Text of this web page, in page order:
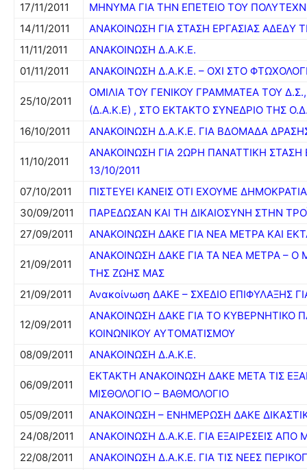
17/11/2011
ΜΗΝΥΜΑ ΓΙΑ ΤΗΝ ΕΠΕΤΕΙΟ ΤΟΥ
14/11/2011
ΑΝΑΚΟΙΝΩΣΗ ΓΙΑ ΣΤΑΣΗ ΕΡΓΑΣΙΑΣ ΑΔΕΔΥ
11/11/2011
ΑΝΑΚΟΙΝΩΣΗ Δ.Α.Κ.Ε.
01/11/2011
ΑΝΑΚΟΙΝΩΣΗ Δ.Α.Κ.Ε. – ΟΧΙ ΣΤΟ
25/10/2011
ΟΜΙΛΙΑ ΤΟΥ ΓΕΝΙΚΟΥ ΓΡΑΜΜΑΤΕΑ ΤΟΥ
(Δ.Α.Κ.Ε) , ΣΤΟ ΕΚΤΑΚΤΟ ΣΥΝΕΔΡΙΟ ΤΗΣ
16/10/2011
ΑΝΑΚΟΙΝΩΣΗ Δ.Α.Κ.Ε. ΓΙΑ ΒΔΟΜΑΔΑ
11/10/2011
ΑΝΑΚΟΙΝΩΣΗ ΓΙΑ 2ΩΡΗ ΠΑΝΑΤΤΙΚΗ ΣΤΑΣΗ
13/10/2011
07/10/2011
ΠΙΣΤΕΥΕΙ ΚΑΝΕΙΣ ΟΤΙ ΕΧΟΥΜΕ
30/09/2011
ΠΑΡΕΔΩΣΑΝ ΚΑΙ ΤΗ ΔΙΚΑΙΟΣΥΝΗ ΣΤΗΝ
27/09/2011
ΑΝΑΚΟΙΝΩΣΗ ΔΑΚΕ ΓΙΑ ΝΕΑ ΜΕΤΡΑ ΚΑΙ
21/09/2011
ΑΝΑΚΟΙΝΩΣΗ ΔΑΚΕ ΓΙΑ ΤΑ ΝΕΑ ΜΕΤΡΑ –
ΤΗΣ ΖΩΗΣ ΜΑΣ
21/09/2011
Ανακοίνωση ΔΑΚΕ – ΣΧΕΔΙΟ ΕΠΙΦΥΛΑΞΗΣ
12/09/2011
ΑΝΑΚΟΙΝΩΣΗ ΔΑΚΕ ΓΙΑ ΤΟ ΚΥΒΕΡΝΗΤΙΚΟ
ΚΟΙΝΩΝΙΚΟΥ ΑΥΤΟΜΑΤΙΣΜΟΥ
08/09/2011
ΑΝΑΚΟΙΝΩΣΗ Δ.Α.Κ.Ε.
06/09/2011
ΕΚΤΑΚΤΗ ΑΝΑΚΟΙΝΩΣΗ ΔΑΚΕ ΜΕΤΑ ΤΙΣ
ΜΙΣΘΟΛΟΓΙΟ – ΒΑΘΜΟΛΟΓΙΟ
05/09/2011
ΑΝΑΚΟΙΝΩΣΗ – ΕΝΗΜΕΡΩΣΗ ΔΑΚΕ
24/08/2011
ΑΝΑΚΟΙΝΩΣΗ Δ.Α.Κ.Ε. ΓΙΑ ΕΞΑΙΡΕΣΕΙΣ ΑΠΟ
22/08/2011
ΑΝΑΚΟΙΝΩΣΗ Δ.Α.Κ.Ε. ΓΙΑ ΤΙΣ ΝΕΕΣ